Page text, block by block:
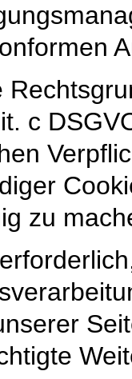
c
zu